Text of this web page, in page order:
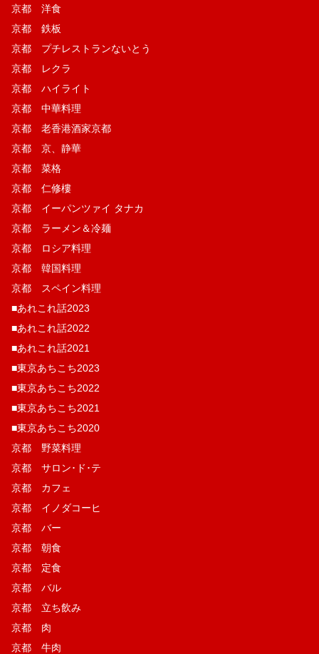
京都 洋食
京都 鉄板
京都 プチレストランないとう
京都 レクラ
京都 ハイライト
京都 中華料理
京都 老香港酒家京都
京都 京、静華
京都 菜格
京都 仁修樓
京都 イーパンツァイ タナカ
京都 ラーメン＆冷麺
京都 ロシア料理
京都 韓国料理
京都 スペイン料理
■あれこれ話2023
■あれこれ話2022
■あれこれ話2021
■東京あちこち2023
■東京あちこち2022
■東京あちこち2021
■東京あちこち2020
京都 野菜料理
京都 サロン･ド･テ
京都 カフェ
京都 イノダコーヒ
京都 バー
京都 朝食
京都 定食
京都 バル
京都 立ち飲み
京都 肉
京都 牛肉